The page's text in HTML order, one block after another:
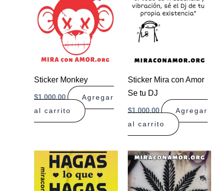
Sticker Monkey
$1.000,00
Agregar
al carrito
Sticker Mira con Amor
Se tu DJ
$1.000,00
Agregar
al carrito